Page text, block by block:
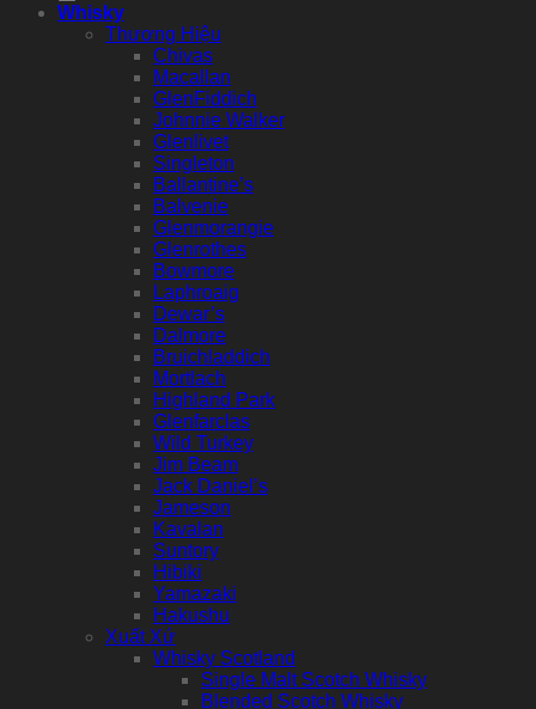
Whisky
Thương Hiệu
Chivas
Macallan
GlenFiddich
Johnnie Walker
Glenlivet
Singleton
Ballantine’s
Balvenie
Glenmorangie
Glenrothes
Bowmore
Laphroaig
Dewar’s
Dalmore
Bruichladdich
Mortlach
Highland Park
Glenfarclas
Wild Turkey
Jim Beam
Jack Daniel’s
Jameson
Kavalan
Suntory
Hibiki
Yamazaki
Hakushu
Xuất Xứ
Whisky Scotland
Single Malt Scotch Whisky
Blended Scotch Whisky